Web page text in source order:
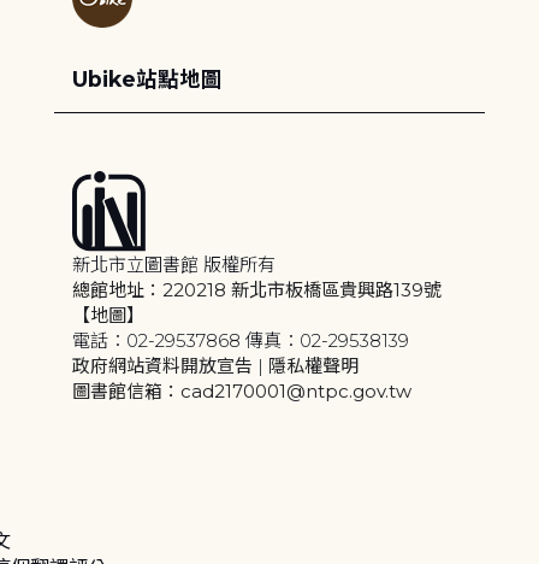
Ubike站點地圖
新北市立圖書館 版權所有
總館地址：220218 新北市板橋區貴興路139號
【地圖】
電話：02-29537868 傳真：02-29538139
政府網站資料開放宣告 | 隱私權聲明
圖書館信箱：cad2170001@ntpc.gov.tw